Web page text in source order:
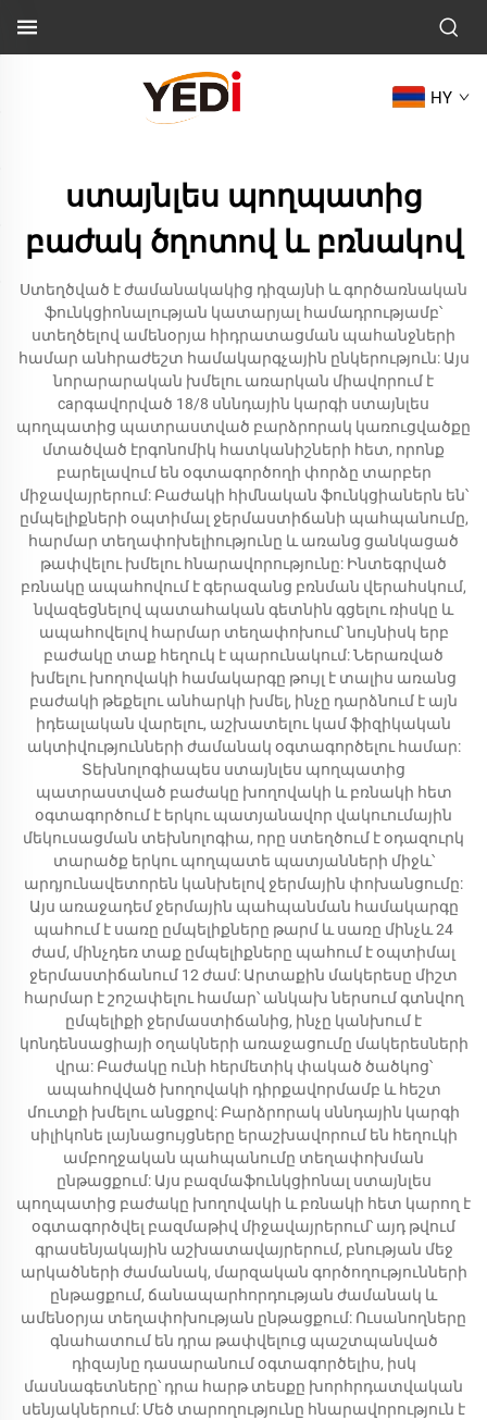
HY
ստայնլես պողպատից
բաժակ ծղոտով և բռնակով
Ստեղծված է ժամանակակից դիզայնի և գործառնական
ֆունկցիոնալության կատարյալ համադրությամբ՝
ստեղծելով ամենօրյա հիդրատացման պահանջների
համար անհրաժեշտ համակարգչային ընկերություն: Այս
նորարարական խմելու առարկան միավորում է
caրգավորված 18/8 սննդային կարգի ստայնլես
պողպատից պատրաստված բարձրորակ կառուցվածքը
մտածված էրգոնոմիկ հատկանիշների հետ, որոնք
բարելավում են օգտագործողի փորձը տարբեր
միջավայրերում: Բաժակի հիմնական ֆունկցիաներն են՝
ըմպելիքների օպտիմալ ջերմաստիճանի պահպանումը,
հարմար տեղափոխելիությունը և առանց ցանկացած
թափվելու խմելու հնարավորությունը: Ինտեգրված
բռնակը ապահովում է գերազանց բռնման վերահսկում,
նվազեցնելով պատահական գետնին գցելու ռիսկը և
ապահովելով հարմար տեղափոխում՝ նույնիսկ երբ
բաժակը տաք հեղուկ է պարունակում: Ներառված
խմելու խողովակի համակարգը թույլ է տալիս առանց
բաժակի թեքելու անհարկի խմել, ինչը դարձնում է այն
իդեալական վարելու, աշխատելու կամ ֆիզիկական
ակտիվությունների ժամանակ օգտագործելու համար:
Տեխնոլոգիապես ստայնլես պողպատից
պատրաստված բաժակը խողովակի և բռնակի հետ
օգտագործում է երկու պատյանավոր վակուումային
մեկուսացման տեխնոլոգիա, որը ստեղծում է օդազուրկ
տարածք երկու պողպատե պատյանների միջև՝
արդյունավետորեն կանխելով ջերմային փոխանցումը:
Այս առաջադեմ ջերմային պահպանման համակարգը
պահում է սառը ըմպելիքները թարմ և սառը մինչև 24
ժամ, մինչդեռ տաք ըմպելիքները պահում է օպտիմալ
ջերմաստիճանում 12 ժամ: Արտաքին մակերեսը միշտ
հարմար է շոշափելու համար՝ անկախ ներսում գտնվող
ըմպելիքի ջերմաստիճանից, ինչը կանխում է
կոնդենսացիայի օղակների առաջացումը մակերեսների
վրա: Բաժակը ունի հերմետիկ փակած ծածկոց՝
ապահովված խողովակի դիրքավորմամբ և հեշտ
մուտքի խմելու անցքով: Բարձրորակ սննդային կարգի
սիլիկոնե լայնացույցները երաշխավորում են հեղուկի
ամբողջական պահպանումը տեղափոխման
ընթացքում: Այս բազմաֆունկցիոնալ ստայնլես
պողպատից բաժակը խողովակի և բռնակի հետ կարող է
օգտագործվել բազմաթիվ միջավայրերում՝ այդ թվում
գրասենյակային աշխատավայրերում, բնության մեջ
արկածների ժամանակ, մարզական գործողությունների
ընթացքում, ճանապարհորդության ժամանակ և
ամենօրյա տեղափոխության ընթացքում: Ուսանողները
գնահատում են դրա թափվելուց պաշտպանված
դիզայնը դասարանում օգտագործելիս, իսկ
մասնագետները՝ դրա հարթ տեսքը խորհրդատվական
սենյակներում: Մեծ տարողությունը հնարավորություն է